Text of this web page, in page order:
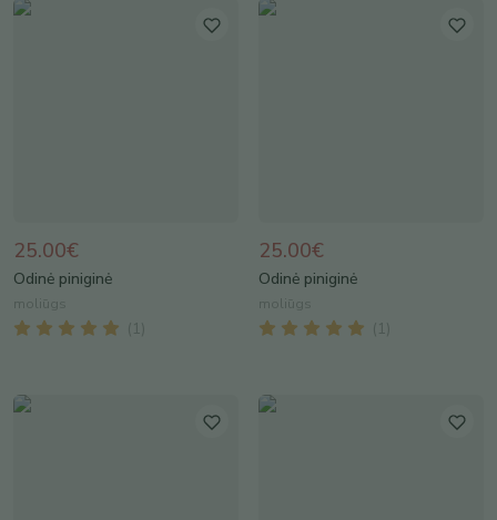
25.00€
Odinė piniginė
moliūgs
( 1
25.00€
Odinė piniginė
moliūgs
( 1